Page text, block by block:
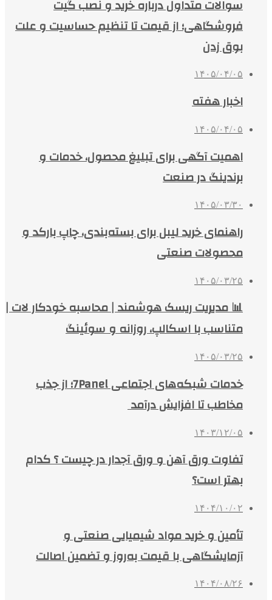
سوالات متداول درباره خرید و نصب گیت
فروشگاهی؛ از قیمت تا تنظیم حساسیت و علت
بوق زدن
۱۴۰۵/۰۴/۰۵
اخبار هفته
۱۴۰۵/۰۴/۰۵
اهمیت آگهی برای تبلیغ محصول، خدمات و
برندینگ در صنعت
۱۴۰۵/۰۳/۳۰
راهنمای خرید لیبل برای بسته‌بندی، چاپ بارکد و
محصولات صنعتی
۱۴۰۵/۰۳/۲۵
📊 مدیریت ریسک هوشمند | محاسبه خودکار لات |
متناسب با اسکالپ، روزانه و سوئینگ
۱۴۰۵/۰۳/۲۵
خدمات شبکه‌های اجتماعی 7Panel؛ از جذب
مخاطب تا افزایش درآمد
۱۴۰۳/۱۲/۰۵
تفاوت ورق آهن و ورق آجدار در چیست ؟ کدام
بهتر است؟
۱۴۰۴/۱۰/۰۲
تأمین و خرید مواد شیمیایی صنعتی و
آزمایشگاهی با قیمت به‌روز و تضمین اصالت
۱۴۰۴/۰۸/۲۶